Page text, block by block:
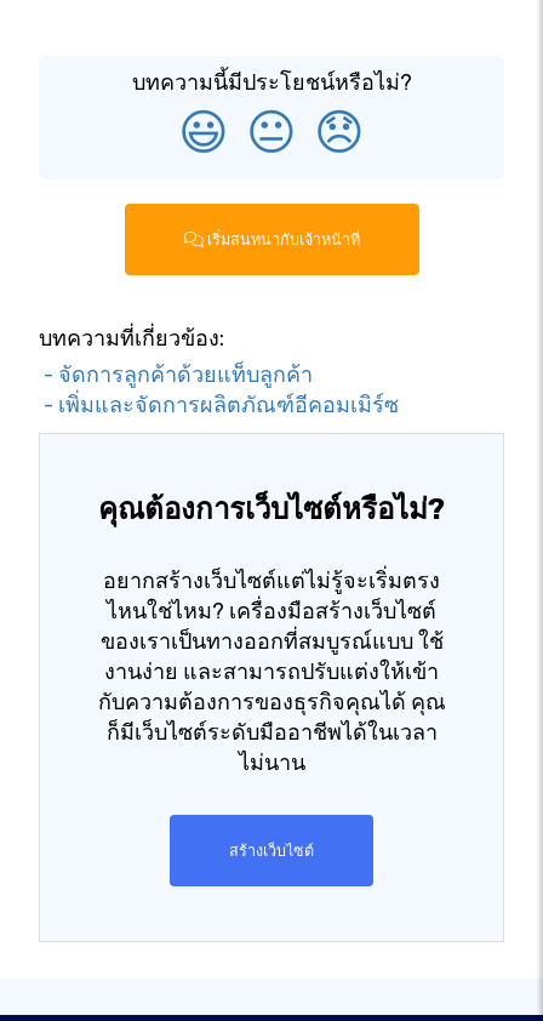
บทความนี้มีประโยชน์หรือไม่?
😃 😐 😞
เริ่มสนทนากับเจ้าหน้าที่
บทความที่เกี่ยวข้อง:
- จัดการลูกค้าด้วยแท็บลูกค้า
- เพิ่มและจัดการผลิตภัณฑ์อีคอมเมิร์ซ
คุณต้องการเว็บไซต์หรือไม่?
อยากสร้างเว็บไซต์แต่ไม่รู้จะเริ่มตรง
ไหนใช่ไหม? เครื่องมือสร้างเว็บไซต์
ของเราเป็นทางออกที่สมบูรณ์แบบ ใช้
งานง่าย และสามารถปรับแต่งให้เข้า
กับความต้องการของธุรกิจคุณได้ คุณ
ก็มีเว็บไซต์ระดับมืออาชีพได้ในเวลา
ไม่นาน
สร้างเว็บไซต์